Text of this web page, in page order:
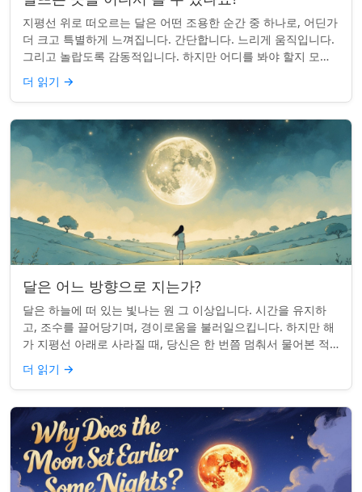
지평선 위로 떠오르는 달은 어떤 조용한 순간 중 하나로, 어딘가
더 크고 특별하게 느껴집니다. 간단합니다. 느리게 움직입니다.
그리고 놀랍도록 감동적입니다. 하지만 어디를 봐야 할지 모르
면 잡기 쉽지 않을 수 있습니...
더 읽기 →
달은 어느 방향으로 지는가?
달은 하늘에 떠 있는 빛나는 원 그 이상입니다. 시간을 유지하
고, 조수를 끌어당기며, 경이로움을 불러일으킵니다. 하지만 해
가 지평선 아래로 사라질 때, 당신은 한 번쯤 멈춰서 물어본 적
이 있나요: 그곳은 어디일까? ...
더 읽기 →